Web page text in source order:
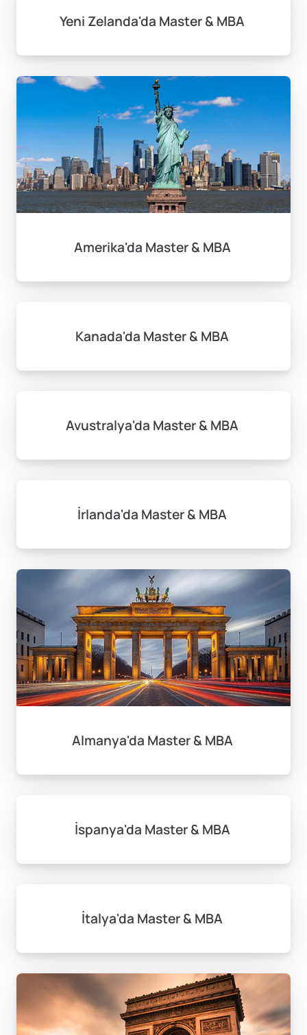
Yeni Zelanda'da Master & MBA
Amerika'da Master & MBA
Kanada'da Master & MBA
Avustralya'da Master & MBA
İrlanda'da Master & MBA
Almanya'da Master & MBA
İspanya'da Master & MBA
İtalya'da Master & MBA